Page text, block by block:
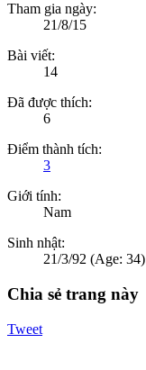
Tham gia ngày:
21/8/15
Bài viết:
14
Đã được thích:
6
Điểm thành tích:
3
Giới tính:
Nam
Sinh nhật:
21/3/92 (Age: 34)
Chia sẻ trang này
Tweet